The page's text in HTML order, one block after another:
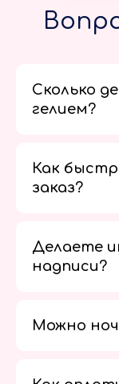
Сколько
гелием?
Как
заказ?
Делаете
надписи?
Можно